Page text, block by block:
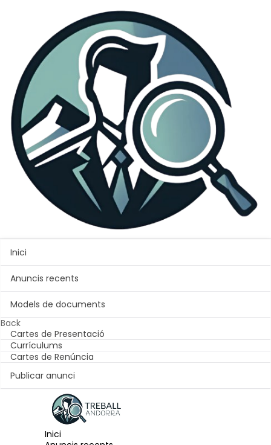
Inici
Anuncis recents
Models de documents
Back
Cartes de Presentació
Currículums
Cartes de Renúncia
Publicar anunci
Inici